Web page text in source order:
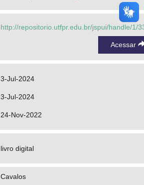
http://repositorio.utfpr.edu.br/jspui/handle/1/
Acessar
3-Jul-2024
3-Jul-2024
24-Nov-2022
livro digital
Cavalos